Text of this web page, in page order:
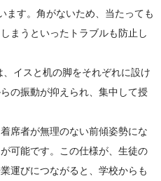
ます。角がないため、当たっても
まうといったトラブルも防止し
イスと机の脚をそれぞれに設け
の振動が抑えられ、集中して授
席者が無理のない前傾姿勢にな
可能です。この仕様が、生徒の
運びにつながると、学校からも